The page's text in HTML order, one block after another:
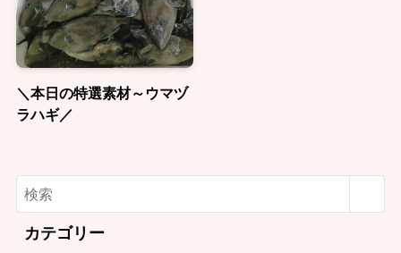
＼本日の特選素材～ウマヅ
ラハギ／
カテゴリー